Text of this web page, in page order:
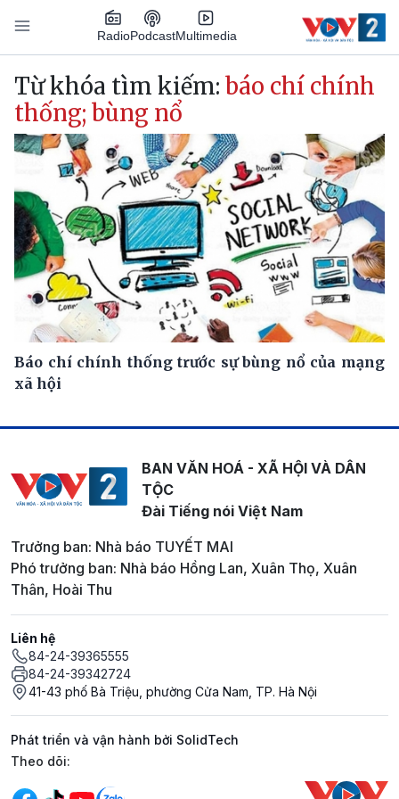
Nhảy đến nội dung
RadioPodcastMultimedia
Main navigation
Từ khóa tìm kiếm: báo chí chính
thống; bùng nổ
Báo chí chính thống trước sự bùng nổ của mạng
xã hội
BAN VĂN HOÁ - XÃ HỘI VÀ DÂN
TỘC
Đài Tiếng nói Việt Nam
Trưởng ban: Nhà báo TUYẾT MAI
Phó trưởng ban: Nhà báo Hồng Lan, Xuân Thọ, Xuân
Thân, Hoài Thu
Liên hệ
84-24-39365555
84-24-39342724
41-43 phố Bà Triệu, phường Cửa Nam, TP. Hà Nội
Phát triển và vận hành bởi SolidTech
Mạng xã hội
Theo dõi: